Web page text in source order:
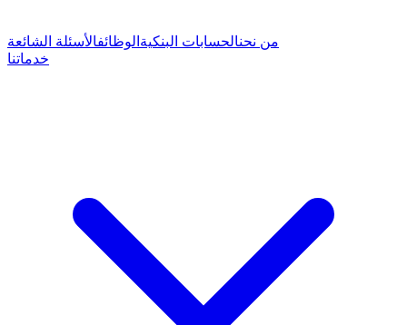
من نحنالحسابات البنكية الوظائفالأسئلة الشائعة
خدماتنا